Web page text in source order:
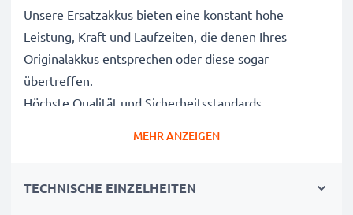
Unsere Ersatzakkus bieten eine konstant hohe
Leistung, Kraft und Laufzeiten, die denen Ihres
Originalakkus entsprechen oder diese sogar
übertreffen.
Höchste Qualität und Sicherheitsstandards
unterzogen und entsprechen den höchsten EU-
MEHR ANZEIGEN
TECHNISCHE EINZELHEITEN